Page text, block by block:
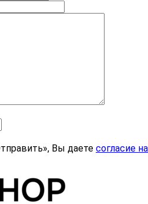
Вы даете согласие